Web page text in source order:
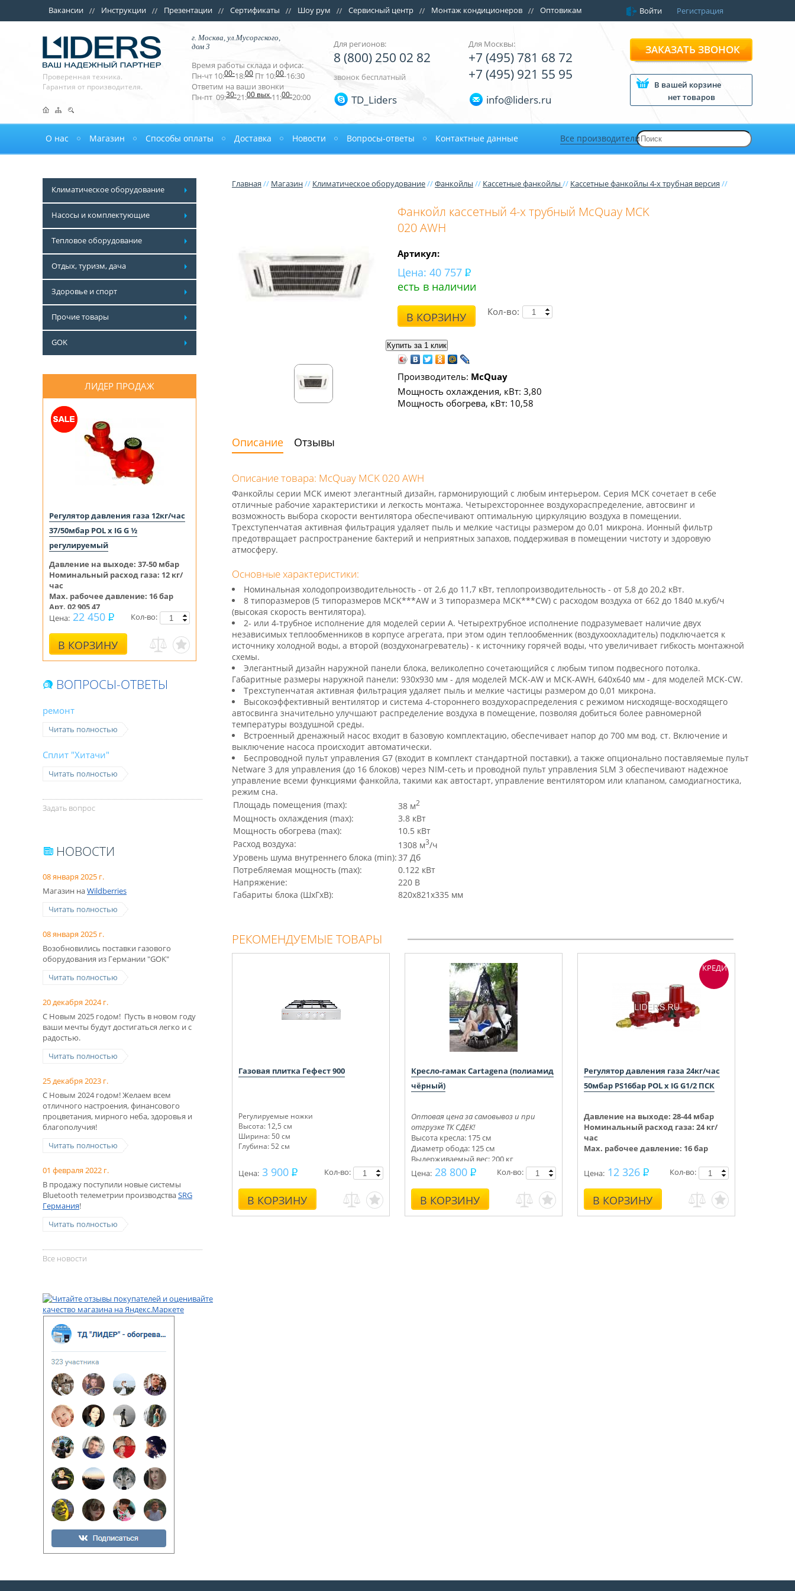
Вакансии Инструкции Презентации Сертификаты Шоу рум Сервисный центр Монтаж кондиционеров Оптовикам Войти Регистрация
Проверенная техника.
Гарантия от производителя.
г. Москва, ул.Мусоргского,
дом 3
Время работы склада и офиса:
Пн-чт 10:00-18:00 Пт 10:00-16:30
Ответим на ваши звонки
Пн-пт 09:30-21:00 вых 11:00-20:00
Для регионов:
8 (800) 250 02 82
звонок бесплатный
TD_Liders
Для Москвы:
+7 (495) 781 68 72
+7 (495) 921 55 95
info@liders.ru
ЗАКАЗАТЬ ЗВОНОК
В вашей корзине
нет товаров
О нас Магазин Способы оплаты Доставка Новости Вопросы-ответы Контактные данные Все производители
Климатическое оборудование
Насосы и комплектующие
Тепловое оборудование
Отдых, туризм, дача
Здоровье и спорт
Прочие товары
GOK
ЛИДЕР ПРОДАЖ
Регулятор давления газа 12кг/час
37/50мбар POL x IG G ½
регулируемый
Давление на выходе: 37-50 мбар
Номинальный расход газа: 12 кг/
час
Max. рабочее давление: 16 бар
Арт. 02 905 47
Цена: 22 450
В КОРЗИНУ
Кол-во:
ВОПРОСЫ-ОТВЕТЫ
ремонт
Читать полностью
Сплит "Хитачи"
Читать полностью
Задать вопрос
НОВОСТИ
08 января 2025 г.
Магазин наWildberries
Читать полностью
08 января 2025 г.
Возобновились поставки газового
оборудования из Германии "GOK"
Читать полностью
20 декабря 2024 г.
С Новым 2025 годом! Пусть в новом году
ваши мечты будут достигаться легко и с
радостью.
Читать полностью
25 декабря 2023 г.
С Новым 2024 годом! Желаем всем
отличного настроения, финансового
процветания, мирного неба, здоровья и
благополучия!
Читать полностью
01 февраля 2022 г.
В продажу поступили новые системы
Bluetooth телеметрии производстваSRG
Германия!
Читать полностью
Все новости
Главная // Магазин// Климатическое оборудование//Фанкойлы // Кассетные фанкойлы // Кассетные фанкойлы 4-х трубная версия //
Фанкойл кассетный 4-х трубный McQuay MCK
020 AWH
Артикул:
Цена: 40 757
есть в наличии
В КОРЗИНУ Кол-во:
Производитель: McQuay
Мощность охлаждения, кВт: 3,80
Мощность обогрева, кВт: 10,58
Описание Отзывы
Описание товара: McQuay MCK 020 AWH
Фанкойлы серии MCK имеют элегантный дизайн, гармонирующий с любым интерьером. Серия MCK сочетает в себе
отличные рабочие характеристики и легкость монтажа. Четырехстороннее воздухораспределение, автосвинг и
возможность выбора скорости вентилятора обеспечивают оптимальную циркуляцию воздуха в помещении.
Трехступенчатая активная фильтрация удаляет пыль и мелкие частицы размером до 0,01 микрона. Ионный фильтр
предотвращает распространение бактерий и неприятных запахов, поддерживая в помещении чистоту и здоровую
атмосферу.
Основные характеристики:
Номинальная холодопроизводительность - от 2,6 до 11,7 кВт, теплопроизводительность - от 5,8 до 20,2 кВт.
8 типоразмеров (5 типоразмеров MCK***AW и 3 типоразмера MCK***CW) с расходом воздуха от 662 до 1840 м.куб/ч
(высокая скорость вентилятора).
2- или 4-трубное исполнение для моделей серии А. Четырехтрубное исполнение подразумевает наличие двух
независимых теплообменников в корпусе агрегата, при этом один теплообменник (воздухоохладитель) подключается к
источнику холодной воды, а второй (воздухонагреватель) - к источнику горячей воды, что увеличивает гибкость монтажной
схемы.
Элегантный дизайн наружной панели блока, великолепно сочетающийся с любым типом подвесного потолка.
Габаритные размеры наружной панели: 930х930 мм - для моделей MCK-AW и MCK-AWH, 640х640 мм - для моделей MCK-CW.
Трехступенчатая активная фильтрация удаляет пыль и мелкие частицы размером до 0,01 микрона.
Высокоэффективный вентилятор и система 4-стороннего воздухораспределения с режимом нисходяще-восходящего
автосвинга значительно улучшают распределение воздуха в помещение, позволяя добиться более равномерной
температуры воздушной среды.
Встроенный дренажный насос входит в базовую комплектацию, обеспечивает напор до 700 мм вод. ст. Включение и
выключение насоса происходит автоматически.
Беспроводной пульт управления G7 (входит в комплект стандартной поставки), а также опционально поставляемые пульт
Netware 3 для управления (до 16 блоков) через NIM-сеть и проводной пульт управления SLM 3 обеспечивают надежное
управление всеми функциями фанкойла, такими как автостарт, управление вентилятором или клапаном, самодиагностика,
режим сна.
Площадь помещения (max):
38 м2
Мощность охлаждения (max):
3.8 кВт
Мощность обогрева (max):
10.5 кВт
Расход воздуха:
1308 м3/ч
Уровень шума внутреннего блока (min):37 Дб
Потребляемая мощность (max):
0.122 кВт
Напряжение:
220 В
Габариты блока (ШхГхВ):
820x821x335 мм
РЕКОМЕНДУЕМЫЕ ТОВАРЫ
Газовая плитка Гефест 900
Регулируемые ножки
Высота: 12,5 см
Ширина: 50 см
Глубина: 52 см
Цена: 3 900
В КОРЗИНУ
Кол-во:
Кресло-гамак Cartagena (полиамид
чёрный)
Оптовая цена за самовывоз и при
отгрузке ТК СДЕК!
Высота кресла: 175 см
Диаметр обода: 125 см
Выдерживаемый вес: 200 кг
Цена: 28 800
В КОРЗИНУ
Кол-во:
Регулятор давления газа 24кг/час
50мбар PS16бар POL x IG G1/2 ПСК
Давление на выходе: 28-44мбар
Номинальный расход газа: 24 кг/
час
Max. рабочее давление: 16 бар
Цена: 12 326
В КОРЗИНУ
Кол-во:
КРЕДИТ